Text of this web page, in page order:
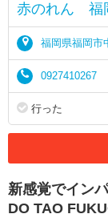
赤のれん 福
福岡県福岡市
0927410267
行った
新感覚でイン
DO TAO